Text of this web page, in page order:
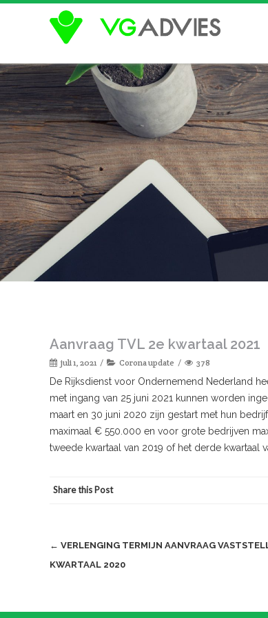
Aanvraag TVL 2e kwartaal 2021
juli 1, 2021 Corona update 378
De Rijksdienst voor Ondernemend Nederland
met ingang van 25 juni 2021 kunnen worden
maart en 30 juni 2020 zijn gestart met hun
maximaal € 550.000 en voor grote bedrijven
tweede kwartaal van 2019 of het derde kwartaal
Share this Post
Post
navigation
← VERLENGING TERMIJN AANVRAAG
KWARTAAL 2020